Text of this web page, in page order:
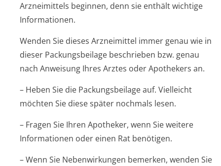
Arzneimittels beginnen, denn sie enthält wichtige
Informationen.
Wenden Sie dieses Arzneimittel immer genau wie in
dieser Packungsbeilage beschrieben bzw. genau
nach Anweisung Ihres Arztes oder Apothekers an.
– Heben Sie die Packungsbeilage auf. Vielleicht
möchten Sie diese später nochmals lesen.
– Fragen Sie Ihren Apotheker, wenn Sie weitere
Informationen oder einen Rat benötigen.
– Wenn Sie Nebenwirkungen bemerken, wenden Sie